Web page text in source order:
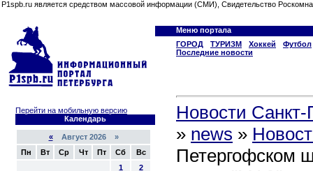
P1spb.ru является средством массовой информации (СМИ), Свидетельство
Меню портала
ГОРОД
ТУРИЗМ Хоккей
Футбол
Последние новости
Перейти на мобильную версию
Календарь
«Август 2026 »
Пн
Вт Ср Чт Пт Сб
Вс
1
2
Новости Санкт-
» news »
Петергофском